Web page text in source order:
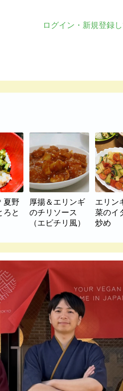
ログイン・新規登録
夏野
ろと
厚揚＆エリンギ
のチリソース
（エビチリ風）
エリン
菜のイ
炒め